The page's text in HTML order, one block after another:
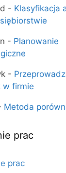
- Klasyfikacja
- Planowanie
-
w firmie
Metoda
prac
prac